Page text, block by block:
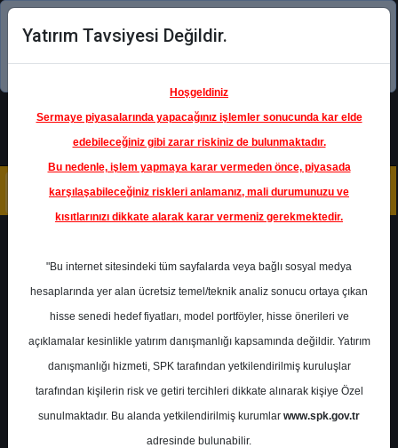
Şimdi uygulamayı indirin!
DOAS- DOĞUŞ OTOMOTİV
SERVİS VE TİCARET A.Ş.
Hedef Fiyat 402.84 ₺
Getiri
%0.00
Yatırım Tavsiyesi Değildir.
Hoşgeldiniz
Sermaye piyasalarında yapacağınız işlemler sonucunda kar elde
edebileceğiniz gibi zarar riskiniz de bulunmaktadır.
Bu nedenle, işlem yapmaya karar vermeden önce, piyasada
karşılaşabileceğiniz riskleri anlamanız, mali durumunuzu ve
kısıtlarınızı dikkate alarak karar vermeniz gerekmektedir.
"Bu internet sitesindeki tüm sayfalarda veya bağlı sosyal medya
hesaplarında yer alan ücretsiz temel/teknik analiz sonucu ortaya çıkan
hisse senedi hedef fiyatları, model portföyler, hisse önerileri ve
açıklamalar kesinlikle yatırım danışmanlığı kapsamında değildir. Yatırım
danışmanlığı hizmeti, SPK tarafından yetkilendirilmiş kuruluşlar
tarafından kişilerin risk ve getiri tercihleri dikkate alınarak kişiye Özel
sunulmaktadır. Bu alanda yetkilendirilmiş kurumlar www.spk.gov.tr
adresinde bulunabilir.